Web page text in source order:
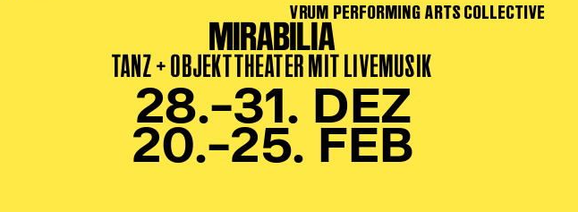
VRUM PERFORMING ARTS COLLECTIVE
MIRABILIA
TANZ + OBJEKTTHEATER MIT LIVEMUSIK
28.–31. DEZ
20.–25. FEB